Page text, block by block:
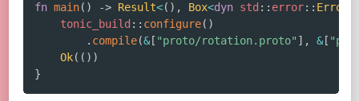
fn main( ) -> Result<( ) , Box<dyn std :: error:: Error
tonic_build :: configure( )
. compile(&[ "proto/rotation.proto" ] , &[
Ok( ( ) )
}